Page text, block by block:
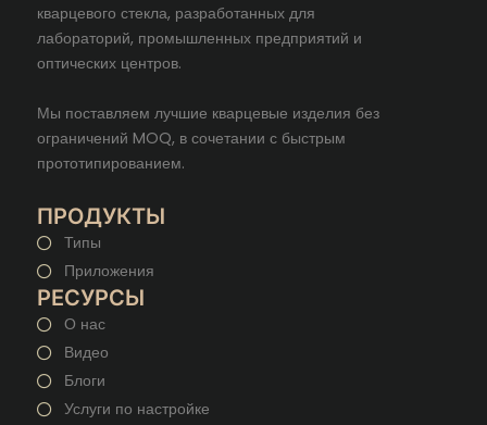
кварцевого стекла, разработанных для
лабораторий, промышленных предприятий и
оптических центров.
Мы поставляем лучшие кварцевые изделия без
ограничений MOQ, в сочетании с быстрым
прототипированием.
ПРОДУКТЫ
Типы
Приложения
РЕСУРСЫ
О нас
Видео
Блоги
Услуги по настройке